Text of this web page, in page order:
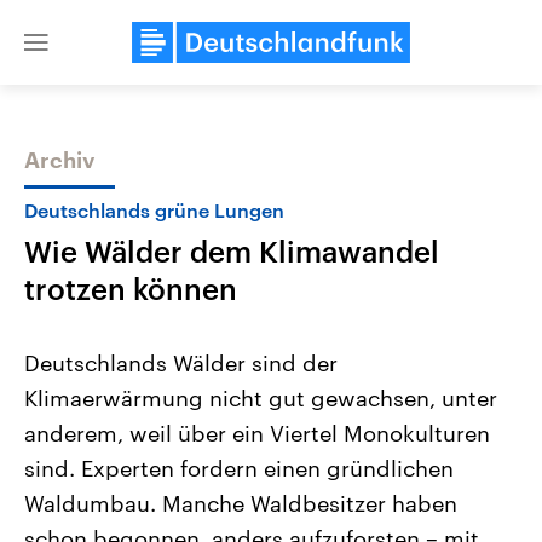
Close
Themen
Landtagswahl Sachsen-Anhalt
2026
Alle Informationen
Sachsen-Anhalt wählt am 6.
September 2026 einen neuen
Landtag. Seit 2021 wird das
Bundesland von einer Koalition aus
USA
Aktuelle Beiträge,
Hintergründe
Wirtschaftlich und
gehören die Vereinigten
den mächtigsten Ländern
mit großem Einfluss auf
Archiv
Deutschlands grüne Lungen
Wie Wälder dem Klimawandel
trotzen können
Deutschlands Wälder sind der
Klimaerwärmung nicht gut gewachsen, unter
anderem, weil über ein Viertel Monokulturen
sind. Experten fordern einen gründlichen
Waldumbau. Manche Waldbesitzer haben